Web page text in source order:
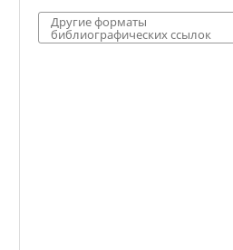
Другие форматы
библиографических ссылок